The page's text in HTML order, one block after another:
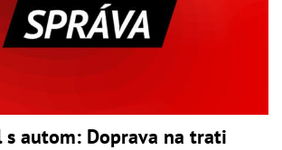
s autom: Doprava na trati